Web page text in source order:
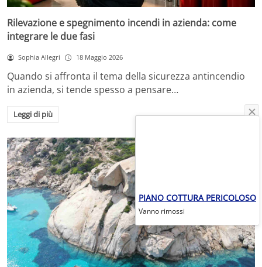
Rilevazione e spegnimento incendi in azienda: come
integrare le due fasi
Sophia Allegri 18 Maggio 2026
Quando si affronta il tema della sicurezza antincendio
in azienda, si tende spesso a pensare…
Leggi di più
PIANO COTTURA PERICOLOSO
Vanno rimossi